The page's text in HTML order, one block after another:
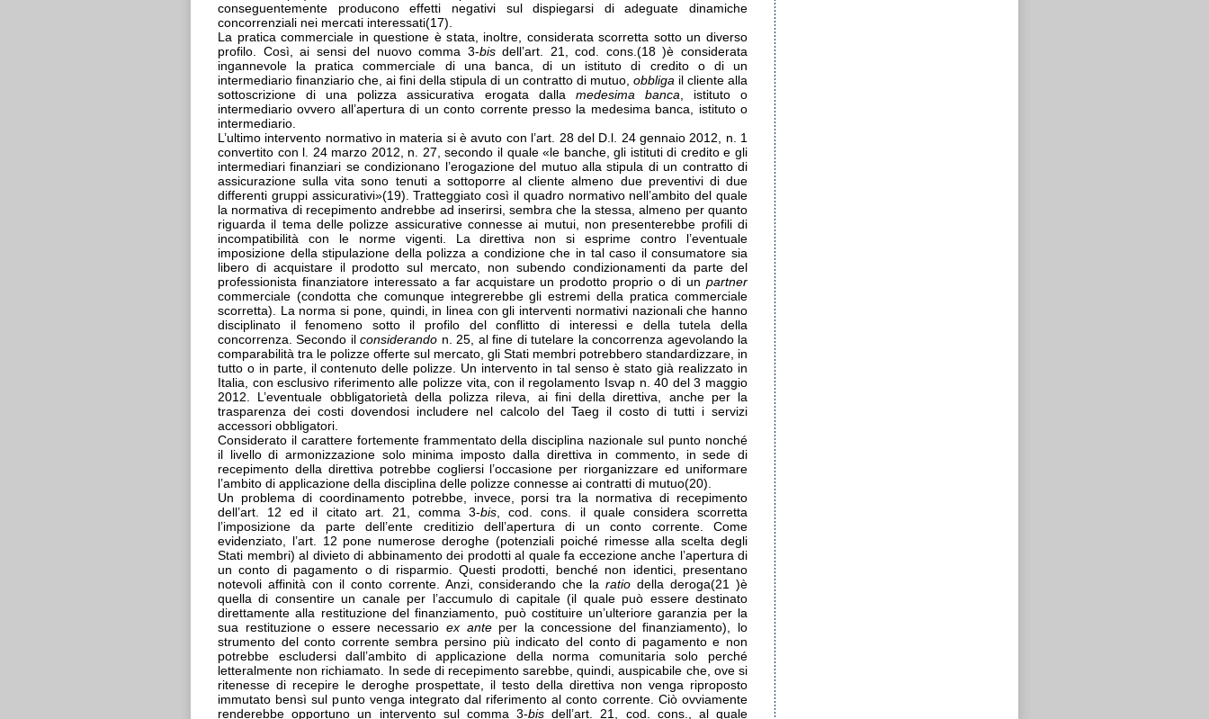
conseguentemente producono effetti negativi sul dispiegarsi di adeguate dinamiche
concorrenziali nei mercati interessati(17).
La pratica commerciale in questione è stata, inoltre, considerata scorretta sotto un diverso
profilo. Così, ai sensi del nuovo comma 3-bisdell’art. 21, cod. cons.(18 )è considerata
ingannevole la pratica commerciale di una banca, di un istituto di credito o di un
intermediario finanziario che, ai fini della stipula di un contratto di mutuo, obbliga il cliente alla
sottoscrizione di una polizza assicurativa erogata dalla medesima banca , istituto o
intermediario ovvero all’apertura di un conto corrente presso la medesima banca, istituto o
intermediario.
L’ultimo intervento normativo in materia si è avuto con l’art. 28 del D.l. 24 gennaio 2012, n. 1
convertito con l. 24 marzo 2012, n. 27, secondo il quale «le banche, gli istituti di credito e gli
intermediari finanziari se condizionano l’erogazione del mutuo alla stipula di un contratto di
assicurazione sulla vita sono tenuti a sottoporre al cliente almeno due preventivi di due
differenti gruppi assicurativi»(19). Tratteggiato così il quadro normativo nell’ambito del quale
la normativa di recepimento andrebbe ad inserirsi, sembra che la stessa, almeno per quanto
riguarda il tema delle polizze assicurative connesse ai mutui, non presenterebbe profili di
incompatibilità con le norme vigenti. La direttiva non si esprime contro l’eventuale
imposizione della stipulazione della polizza a condizione che in tal caso il consumatore sia
libero di acquistare il prodotto sul mercato, non subendo condizionamenti da parte del
professionista finanziatore interessato a far acquistare un prodotto proprio o di un partner
commerciale (condotta che comunque integrerebbe gli estremi della pratica commerciale
scorretta). La norma si pone, quindi, in linea con gli interventi normativi nazionali che hanno
disciplinato il fenomeno sotto il profilo del conflitto di interessi e della tutela della
concorrenza. Secondo ilconsiderando n. 25, al fine di tutelare la concorrenza agevolando la
comparabilità tra le polizze offerte sul mercato, gli Stati membri potrebbero standardizzare, in
tutto o in parte, il contenuto delle polizze. Un intervento in tal senso è stato già realizzato in
Italia, con esclusivo riferimento alle polizze vita, con il regolamento Isvap n. 40 del 3 maggio
2012. L’eventuale obbligatorietà della polizza rileva, ai fini della direttiva, anche per la
trasparenza dei costi dovendosi includere nel calcolo del Taeg il costo di tutti i servizi
accessori obbligatori.
Considerato il carattere fortemente frammentato della disciplina nazionale sul punto nonché
il livello di armonizzazione solo minima imposto dalla direttiva in commento, in sede di
recepimento della direttiva potrebbe cogliersi l’occasione per riorganizzare ed uniformare
l’ambito di applicazione della disciplina delle polizze connesse ai contratti di mutuo(20).
Un problema di coordinamento potrebbe, invece, porsi tra la normativa di recepimento
dell’art. 12 ed il citato art. 21, comma 3-bis , cod. cons. il quale considera scorretta
l’imposizione da parte dell’ente creditizio dell’apertura di un conto corrente. Come
evidenziato, l’art. 12 pone numerose deroghe (potenziali poiché rimesse alla scelta degli
Stati membri) al divieto di abbinamento dei prodotti al quale fa eccezione anche l’apertura di
un conto di pagamento o di risparmio. Questi prodotti, benché non identici, presentano
notevoli affinità con il conto corrente. Anzi, considerando che laratiodella deroga(21 )è
quella di consentire un canale per l’accumulo di capitale (il quale può essere destinato
direttamente alla restituzione del finanziamento, può costituire un’ulteriore garanzia per la
sua restituzione o essere necessario ex ante per la concessione del finanziamento), lo
strumento del conto corrente sembra persino più indicato del conto di pagamento e non
potrebbe escludersi dall’ambito di applicazione della norma comunitaria solo perché
letteralmente non richiamato. In sede di recepimento sarebbe, quindi, auspicabile che, ove si
ritenesse di recepire le deroghe prospettate, il testo della direttiva non venga riproposto
immutato bensì sul punto venga integrato dal riferimento al conto corrente. Ciò ovviamente
renderebbe opportuno un intervento sul comma 3-bisdell’art. 21, cod. cons., al quale